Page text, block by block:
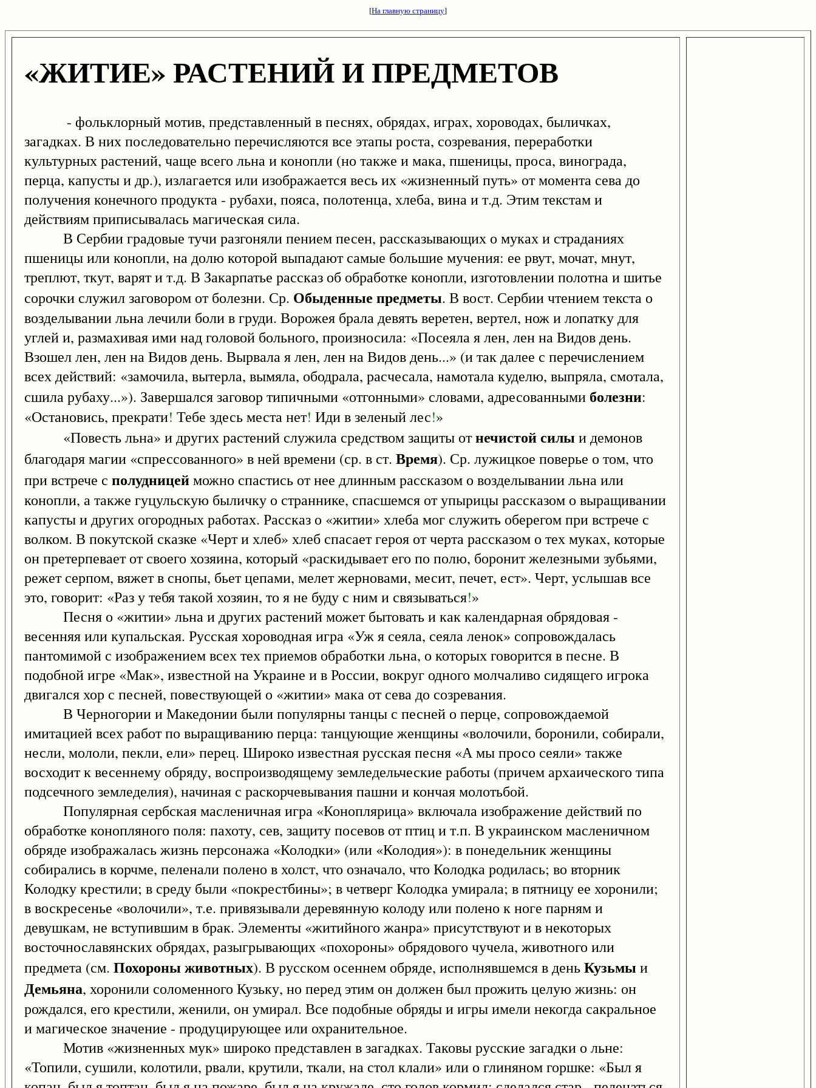
[На главную страницу]
«ЖИТИЕ» РАСТЕНИЙ И ПРЕДМЕТОВ
- фольклорный мотив, представленный в песнях, обрядах, играх, хороводах, быличках,
загадках. В них последовательно перечисляются все этапы роста, созревания, переработки
культурных растений, чаще всего льна и конопли (но также и мака, пшеницы, проса, винограда,
перца, капусты и др.), излагается или изображается весь их «жизненный путь» от момента сева до
получения конечного продукта - рубахи, пояса, полотенца, хлеба, вина и т.д. Этим текстам и
действиям приписывалась магическая сила.
В Сербии градовые тучи разгоняли пением песен, рассказывающих о муках и страданиях
пшеницы или конопли, на долю которой выпадают самые большие мучения: ее рвут, мочат, мнут,
треплют, ткут, варят и т.д. В Закарпатье рассказ об обработке конопли, изготовлении полотна и шитье
сорочки служил заговором от болезни. Ср. Обыденные предметы. В вост. Сербии чтением текста о
возделывании льна лечили боли в груди. Ворожея брала девять веретен, вертел, нож и лопатку для
углей и, размахивая ими над головой больного, произносила: «Посеяла я лен, лен на Видов день.
Взошел лен, лен на Видов день. Вырвала я лен, лен на Видов день...» (и так далее с перечислением
всех действий: «замочила, вытерла, вымяла, ободрала, расчесала, намотала куделю, выпряла, смотала,
сшила рубаху...»). Завершался заговор типичными «отгонными» словами, адресованными болезни:
«Остановись, прекрати! Тебе здесь места нет! Иди в зеленый лес!»
«Повесть льна» и других растений служила средством защиты отнечистой силы и демонов
благодаря магии «спрессованного» в ней времени (ср. в ст. Время). Ср. лужицкое поверье о том, что
при встрече с полудницейможно спастись от нее длинным рассказом о возделывании льна или
конопли, а также гуцульскую быличку о страннике, спасшемся от упырицы рассказом о выращивании
капусты и других огородных работах. Рассказ о «житии» хлеба мог служить оберегом при встрече с
волком. В покутской сказке «Черт и хлеб» хлеб спасает героя от черта рассказом о тех муках, которые
он претерпевает от своего хозяина, который «раскидывает его по полю, боронит железными зубьями,
режет серпом, вяжет в снопы, бьет цепами, мелет жерновами, месит, печет, ест». Черт, услышав все
это, говорит: «Раз у тебя такой хозяин, то я не буду с ним и связываться!»
Песня о «житии» льна и других растений может бытовать и как календарная обрядовая -
весенняя или купальская. Русская хороводная игра «Уж я сеяла, сеяла ленок» сопровождалась
пантомимой с изображением всех тех приемов обработки льна, о которых говорится в песне. В
подобной игре «Мак», известной на Украине и в России, вокруг одного молчаливо сидящего игрока
двигался хор с песней, повествующей о «житии» мака от сева до созревания.
В Черногории и Македонии были популярны танцы с песней о перце, сопровождаемой
имитацией всех работ по выращиванию перца: танцующие женщины «волочили, боронили, собирали,
несли, мололи, пекли, ели» перец. Широко известная русская песня «А мы просо сеяли» также
восходит к весеннему обряду, воспроизводящему земледельческие работы (причем архаического типа
подсечного земледелия), начиная с раскорчевывания пашни и кончая молотьбой.
Популярная сербская масленичная игра «Коноплярица» включала изображение действий по
обработке конопляного поля: пахоту, сев, защиту посевов от птиц и т.п. В украинском масленичном
обряде изображалась жизнь персонажа «Колодки» (или «Колодия»): в понедельник женщины
собирались в корчме, пеленали полено в холст, что означало, что Колодка родилась; во вторник
Колодку крестили; в среду были «покрестбины»; в четверг Колодка умирала; в пятницу ее хоронили;
в воскресенье «волочили», т.е. привязывали деревянную колоду или полено к ноге парням и
девушкам, не вступившим в брак. Элементы «житийного жанра» присутствуют и в некоторых
восточнославянских обрядах, разыгрывающих «похороны» обрядового чучела, животного или
предмета (см. Похороны животных). В русском осеннем обряде, исполнявшемся в деньКузьмы и
Демьяна, хоронили соломенного Кузьку, но перед этим он должен был прожить целую жизнь: он
рождался, его крестили, женили, он умирал. Все подобные обряды и игры имели некогда сакральное
и магическое значение - продуцирующее или охранительное.
Мотив «жизненных мук» широко представлен в загадках. Таковы русские загадки о льне:
«Топили, сушили, колотили, рвали, крутили, ткали, на стол клали» или о глиняном горшке: «Был я